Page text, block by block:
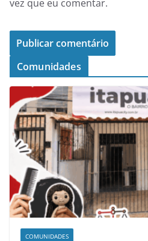
vez que eu comentar.
Comunidades
COMUNIDADES